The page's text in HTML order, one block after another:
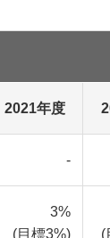
2021年度
-
3%
(目標3%)
(